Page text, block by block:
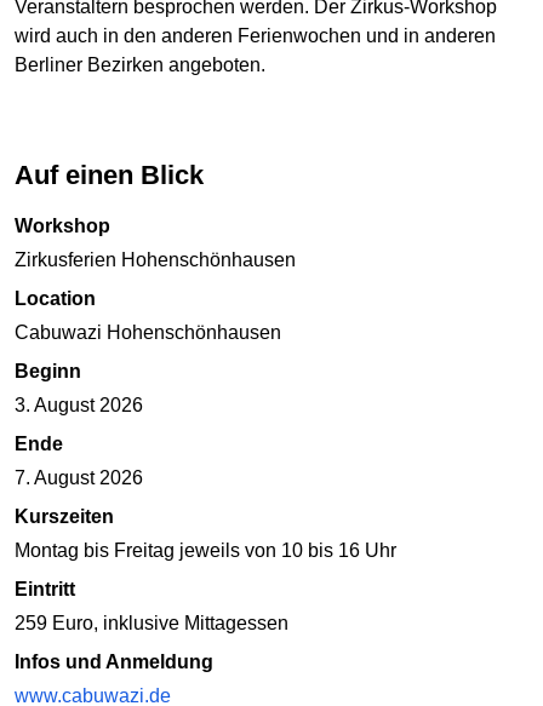
Veranstaltern besprochen werden. Der Zirkus-Workshop
wird auch in den anderen Ferienwochen und in anderen
Berliner Bezirken angeboten.
Auf einen Blick
Workshop
Zirkusferien Hohenschönhausen
Location
Cabuwazi Hohenschönhausen
Beginn
3. August 2026
Ende
7. August 2026
Kurszeiten
Montag bis Freitag jeweils von 10 bis 16 Uhr
Eintritt
259 Euro, inklusive Mittagessen
Infos und Anmeldung
www.cabuwazi.de